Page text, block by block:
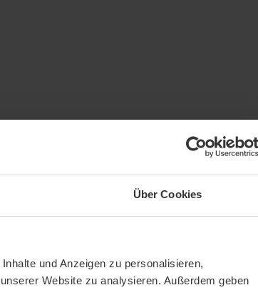
Über Cookies
und Anzeigen zu personalisieren,
Website zu analysieren. Außerdem geben